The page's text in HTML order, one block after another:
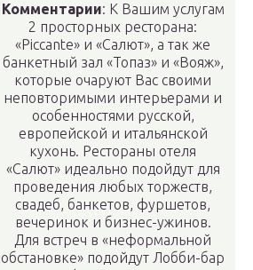
Комментарии: К Вашим услугам
2 просторных ресторана:
«Piccante» и «Салют», а так же
банкетный зал «Топаз» и «Вояж»,
которые очаруют Вас своими
неповторимыми интерьерами и
особенностями русской,
европейской и итальянской
кухонь. Рестораны отеля
«Салют» идеально подойдут для
проведения любых торжеств,
свадеб, банкетов, фуршетов,
вечеринок и бизнес-ужинов.
Для встреч в «неформальной
обстановке» подойдут Лобби-бар